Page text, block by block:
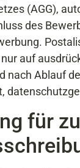
(AGG),
des
auf
nach Ablauf
für